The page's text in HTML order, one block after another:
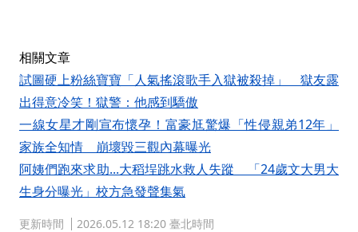
相關文章
試圖硬上粉絲寶寶「人氣搖滾歌手入獄被殺掉」 獄友露
出得意冷笑！獄警：他感到驕傲
一線女星才剛宣布懷孕！富豪尪驚爆「性侵親弟12年」
家族全知情 崩壞毀三觀內幕曝光
阿姨們跑來求助...大稻埕跳水救人失蹤 「24歲文大男大
生身分曝光」校方急發聲集氣
更新時間 2026.05.12 18:20 臺北時間